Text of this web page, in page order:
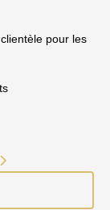
pour les
􀆊